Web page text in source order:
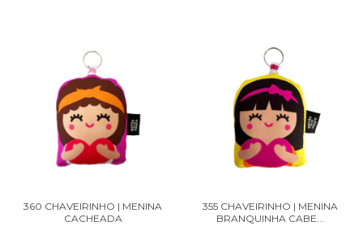
360 CHAVEIRINHO | MENINA
CACHEADA
355 CHAVEIRINHO | MENINA
BRANQUINHA CABE...